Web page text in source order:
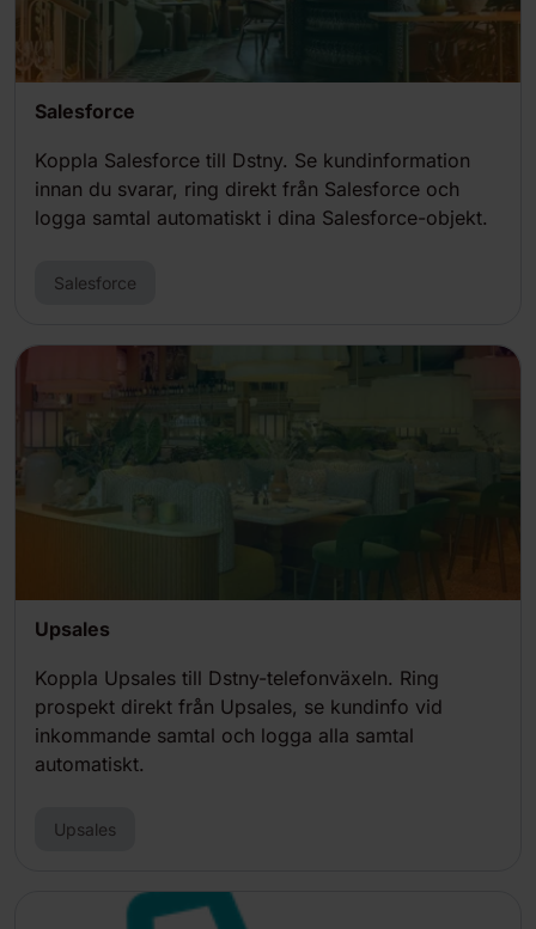
Salesforce
Koppla Salesforce till Dstny. Se kundinformation
innan du svarar, ring direkt från Salesforce och
logga samtal automatiskt i dina Salesforce-objekt.
Salesforce
Upsales
Koppla Upsales till Dstny-telefonväxeln. Ring
prospekt direkt från Upsales, se kundinfo vid
inkommande samtal och logga alla samtal
automatiskt.
Upsales